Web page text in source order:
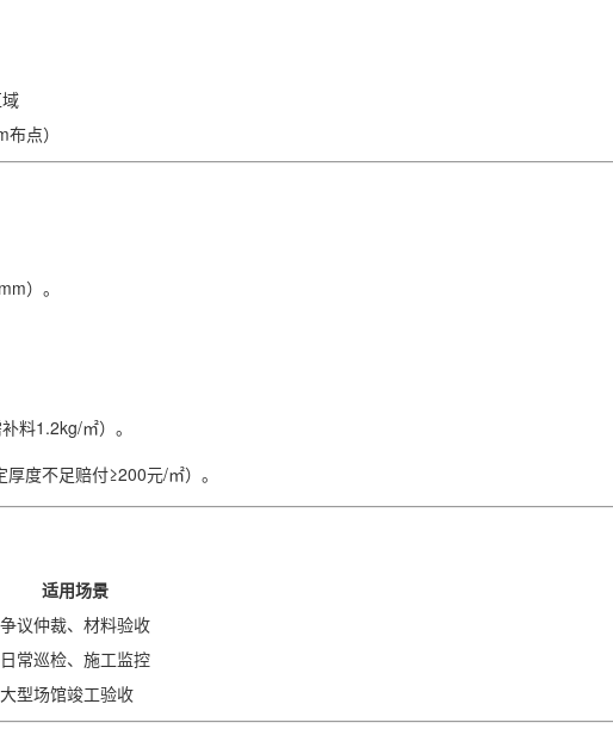
点）
）。
料1.2kg/㎡）。
度不足赔付≥200元/㎡）。
适用场景
争议仲裁、材料验收
日常巡检、施工监控
大型场馆竣工验收